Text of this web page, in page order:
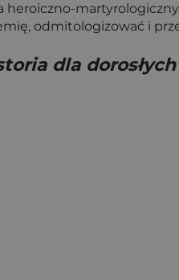
odmitologizować i
dla dorosłych